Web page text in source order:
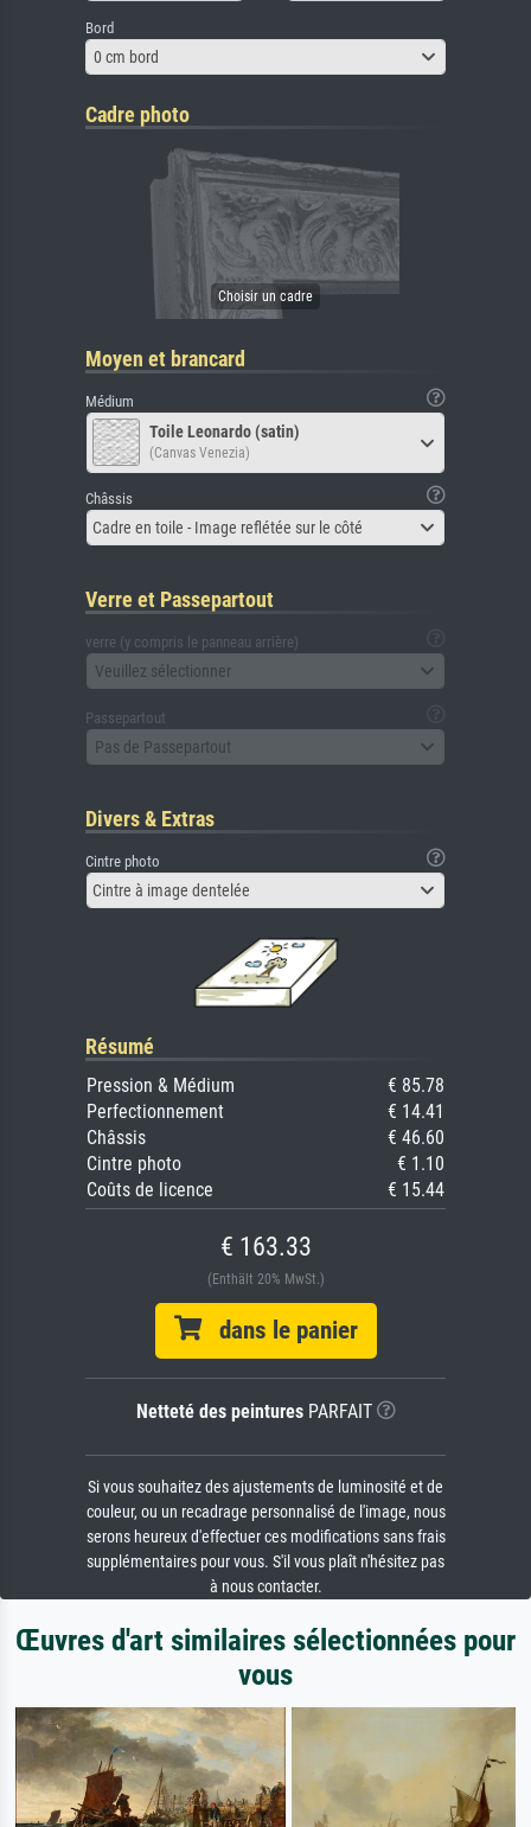
Bord
0 cm bord
Cadre photo
Moyen et brancard
Médium
Toile Leonardo (satin)
(Canvas Venezia)
Châssis
Cadre en toile - Image reflétée sur le côté
Verre et Passepartout
verre (y compris le panneau arrière)
Veuillez sélectionner
Passepartout
Pas de Passepartout
Divers & Extras
Cintre photo
Cintre à image dentelée
Résumé
Pression & Médium
€ 85.78
Perfectionnement
€ 14.41
Châssis
€ 46.60
Cintre photo
€ 1.10
Coûts de licence
€ 15.44
€ 163.33
(Enthält 20% MwSt.)
dans le panier
Netteté des peinturesPARFAIT
Si vous souhaitez des ajustements de luminosité et de
couleur, ou un recadrage personnalisé de l'image, nous
serons heureux d'effectuer ces modifications sans frais
supplémentaires pour vous. S'il vous plaît n'hésitez pas
à nous contacter.
Œuvres d'art similaires sélectionnées pour
vous